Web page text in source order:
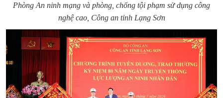
Phòng An ninh mạng và phòng, chống tội phạm sử dụng công
nghệ cao, Công an tỉnh Lạng Sơn